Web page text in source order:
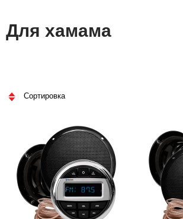
Для хамама
Сортировка